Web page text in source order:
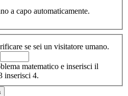
a capo automaticamente.
se sei un visitatore umano.
matematico e inserisci il
inserisci 4.